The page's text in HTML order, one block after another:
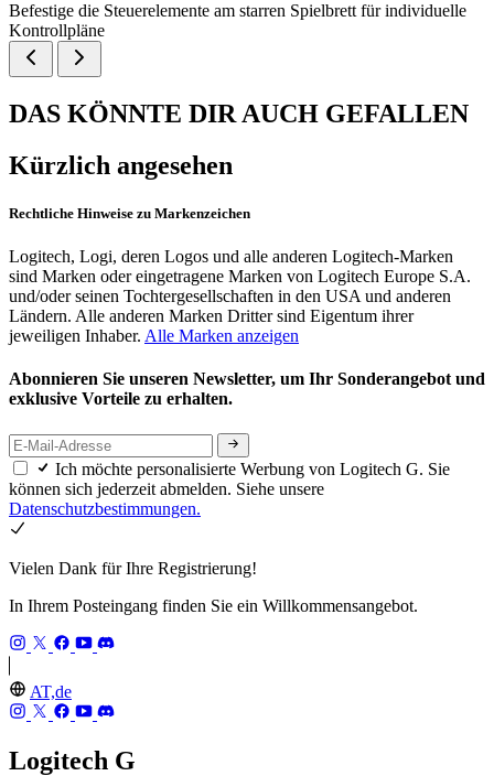
Befestige die Steuerelemente am starren Spielbrett für individuelle
Kontrollpläne
DAS KÖNNTE DIR AUCH GEFALLEN
Kürzlich angesehen
Rechtliche Hinweise zu Markenzeichen
Logitech, Logi, deren Logos und alle anderen Logitech-Marken
sind Marken oder eingetragene Marken von Logitech Europe S.A.
und/oder seinen Tochtergesellschaften in den USA und anderen
Ländern. Alle anderen Marken Dritter sind Eigentum ihrer
jeweiligen Inhaber. Alle Marken anzeigen
Abonnieren Sie unseren Newsletter, um Ihr Sonderangebot und
exklusive Vorteile zu erhalten.
Ich möchte personalisierte Werbung von Logitech G. Sie
können sich jederzeit abmelden. Siehe unsere
Datenschutzbestimmungen.
Vielen Dank für Ihre Registrierung!
In Ihrem Posteingang finden Sie ein Willkommensangebot.
AT,de
Logitech G